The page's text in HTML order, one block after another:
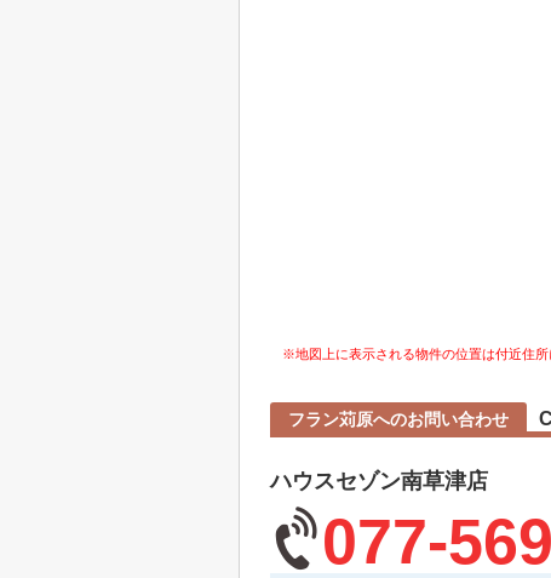
※地図上に表示される物件の位置は付近住
フラン苅原へのお問い合わせ
ハウスセゾン南草津店
077-